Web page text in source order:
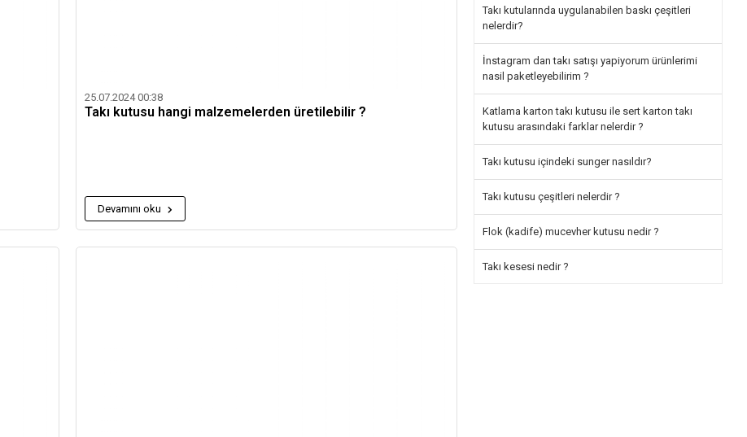
25.07.2024 00:38
Takı kutusu hangi malzemelerden üretilebilir ?
Devamını oku
Takı kutularında uygulanabilen baskı çeşitleri
nelerdir?
İnstagram dan takı satışı yapiyorum ürünlerimi
nasil paketleyebilirim ?
Katlama karton takı kutusu ile sert karton takı
kutusu arasındaki farklar nelerdir ?
Takı kutusu içindeki sunger nasıldır?
Takı kutusu çeşitleri nelerdir ?
Flok (kadife) mucevher kutusu nedir ?
Takı kesesi nedir ?